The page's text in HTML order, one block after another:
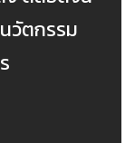
วัตกรรม